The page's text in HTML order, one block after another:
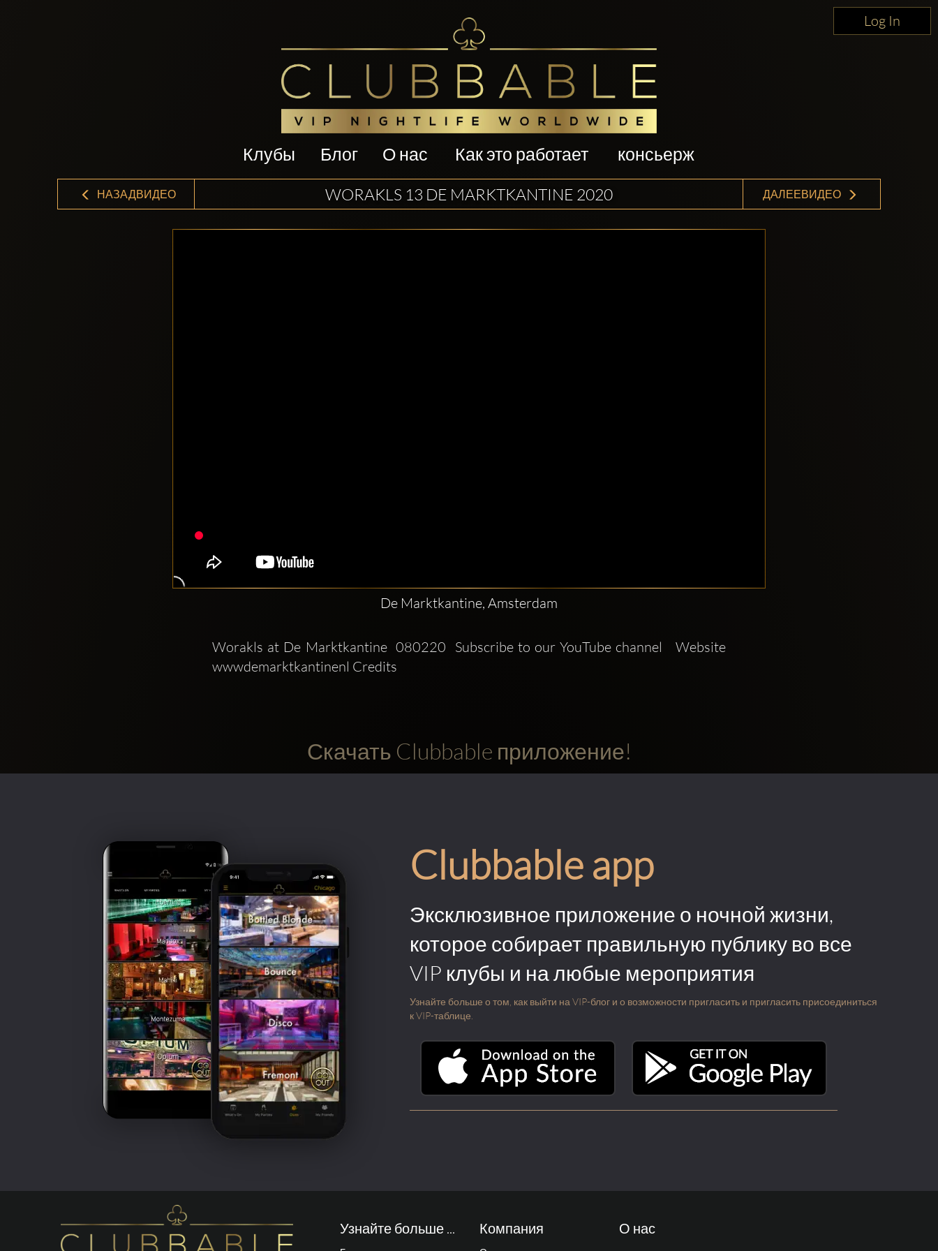
Log In
Клубы Блог О нас Как это работает консьерж
НАЗАДВИДЕО WORAKLS 13 DE MARKTKANTINE 2020 ДАЛЕЕВИДЕО
De Marktkantine, Amsterdam
Worakls at De Marktkantine  080220  Subscribe to our YouTube channel   Website
wwwdemarktkantinenl Credits
Скачать Clubbable приложение!
Clubbable app
Эксклюзивное приложение о ночной жизни,
которое собирает правильную публику во все
VIP клубы и на любые мероприятия
Узнайте больше о том, как выйти на VIP-блог и о возможности пригласить и пригласить присоединиться
к VIP-таблице.
Узнайте больше ... Компания О нас